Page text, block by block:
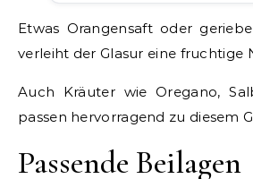
Etwas Orangensaft oder
verleiht der Glasur eine fruchtige
Auch Kräuter wie Oregano,
passen hervorragend zu diesem
Passende Beilagen